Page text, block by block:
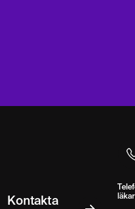
Kontakta